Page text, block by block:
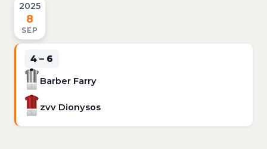
2025
8
SEP
4 – 6
Barber Farry
zvv Dionysos